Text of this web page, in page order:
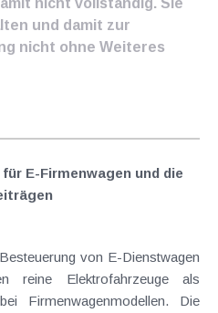
und damit zur
nicht ohne Weiteres
E-Firmenwagen und die
von E-Dienstwagen
reine Elektrofahrzeuge als
Firmenwagenmodellen. Die